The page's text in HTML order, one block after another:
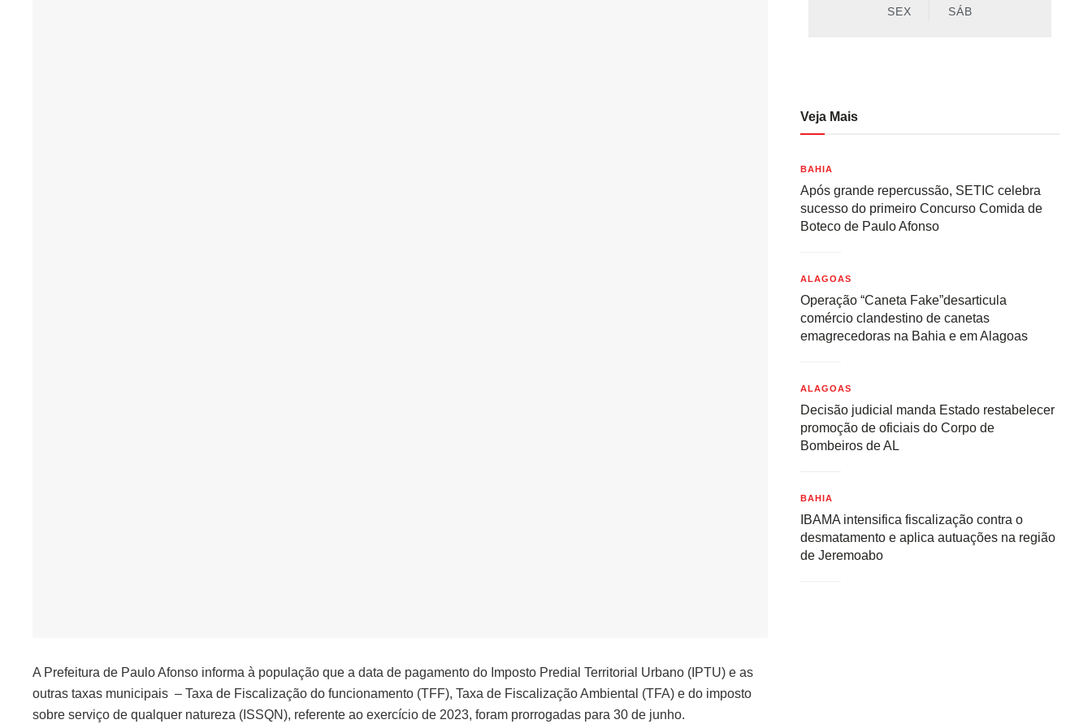
A Prefeitura de Paulo Afonso informa à população que a data de pagamento do Imposto Predial Territorial Urbano (IPTU) e as
outras taxas municipais – Taxa de Fiscalização do funcionamento (TFF), Taxa de Fiscalização Ambiental (TFA) e do imposto
sobre serviço de qualquer natureza (ISSQN), referente ao exercício de 2023, foram prorrogadas para 30 de junho.
SEX SÁB
Veja Mais
BAHIA
Após grande repercussão, SETIC celebra
sucesso do primeiro Concurso Comida de
Boteco de Paulo Afonso
ALAGOAS
Operação “Caneta Fake”desarticula
comércio clandestino de canetas
emagrecedoras na Bahia e em Alagoas
ALAGOAS
Decisão judicial manda Estado restabelecer
promoção de oficiais do Corpo de
Bombeiros de AL
BAHIA
IBAMA intensifica fiscalização contra o
desmatamento e aplica autuações na região
de Jeremoabo